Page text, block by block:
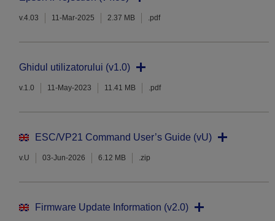
v.4.03 11-Mar-2025 2.37 MB .pdf
Ghidul utilizatorului (v1.0)
v.1.0 11-May-2023 11.41 MB .pdf
ESC/VP21 Command User’s Guide (vU)
v.U 03-Jun-2026 6.12 MB .zip
Firmware Update Information (v2.0)